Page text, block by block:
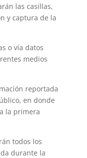
las casillas,
y captura de la
o vía datos
medios
reportada
en donde
la primera
todos los
durante la